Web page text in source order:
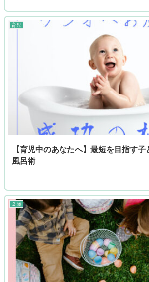
育児
【育児中のあなたへ】最短を目指す
風呂術
２歳